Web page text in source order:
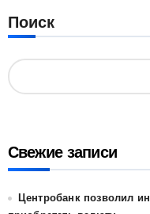
Поиск
Свежие записи
Центробанк позволил